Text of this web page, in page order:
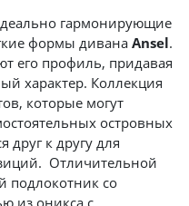
гармонирующие
формы дивана Ansel.
его профиль, придавая
характер. Коллекция
которые могут
островных
друг к другу для
Отличительной
подлокотник со